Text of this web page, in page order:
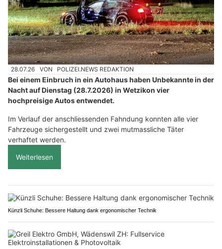
28.07.26 VON POLIZEI.NEWS REDAKTION
Bei einem Einbruch in ein Autohaus haben Unbekannte in der
Nacht auf Dienstag (28.7.2026) in Wetzikon vier
hochpreisige Autos entwendet.
Im Verlauf der anschliessenden Fahndung konnten alle vier
Fahrzeuge sichergestellt und zwei mutmassliche Täter
verhaftet werden.
Weiterlesen
Künzli Schuhe: Bessere Haltung dank ergonomischer Technik